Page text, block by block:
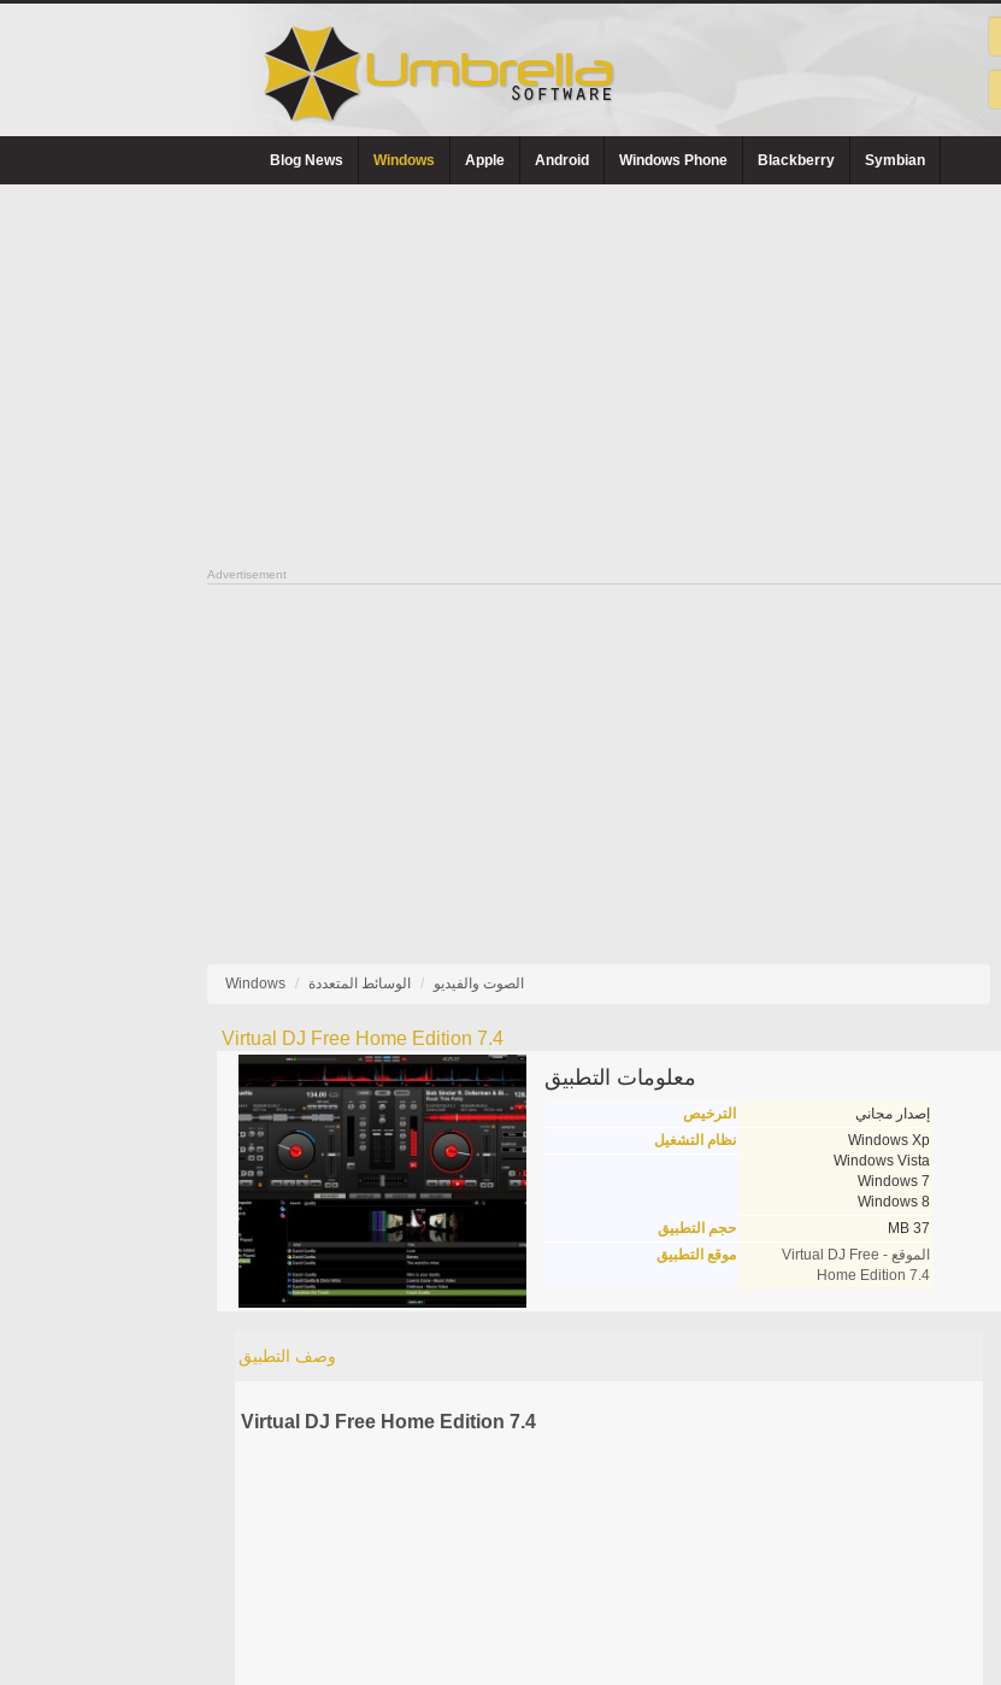
Blog News Windows Apple Android Windows Phone Blackberry Symbian
Advertisement
Windows الوسائط المتعددة الصوت والفيديو
Virtual DJ Free Home Edition 7.4
معلومات التطبيق
الترخيص
إصدار مجاني
نظام التشغيل
Windows Xp
Windows Vista
Windows 7
Windows 8
حجم التطبيق
37 MB
موقع التطبيق
الموقع - Virtual DJ Free
Home Edition 7.4
وصف التطبيق
Virtual DJ Free Home Edition 7.4